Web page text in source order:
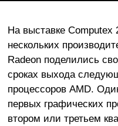
На выставке Computex
нескольких
Radeon поделились
сроках выхода
процессоров AMD.
первых графических
втором или третьем